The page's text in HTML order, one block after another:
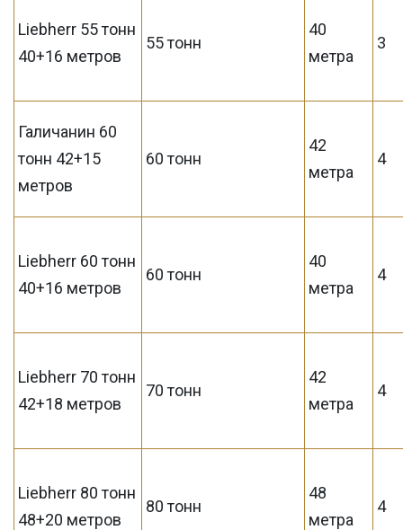
Liebherr 55 тонн
40+16 метров
55 тонн
40
метра
3
Галичанин 60
тонн 42+15
метров
60 тонн
42
метра
4
Liebherr 60 тонн
40+16 метров
60 тонн
40
метра
4
Liebherr 70 тонн
42+18 метров
70 тонн
42
метра
4
Liebherr 80 тонн
48+20 метров
80 тонн
48
метра
4